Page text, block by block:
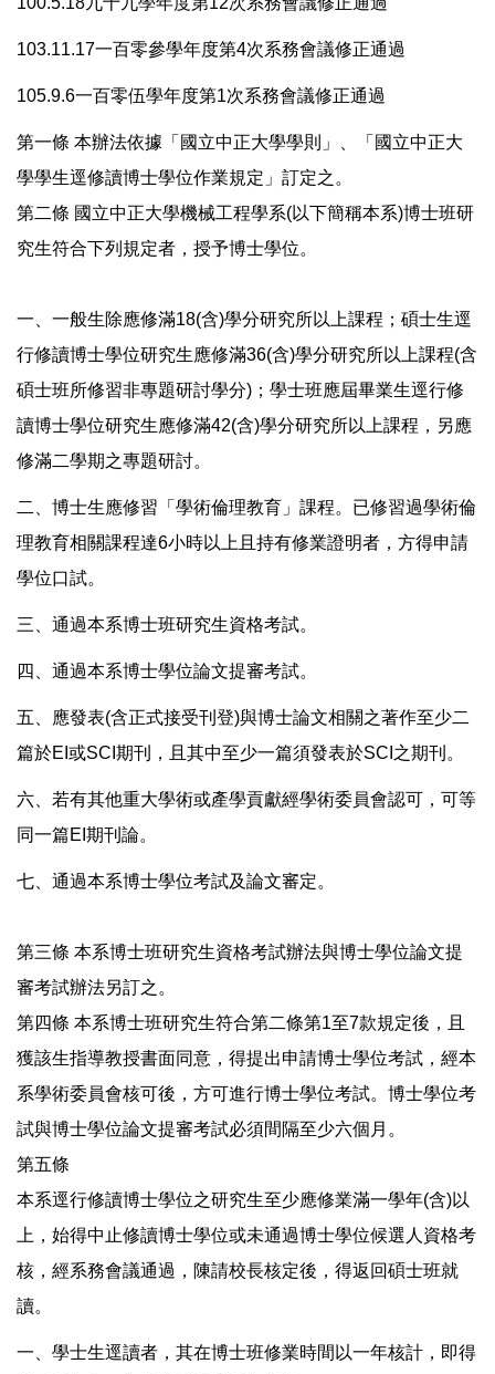
103.11.17一百零參學年度第4次系務會議修正通過
105.9.6一百零伍學年度第1次系務會議修正通過
第一條 本辦法依據「國立中正大學學則」、「國立中正大
學學生逕修讀博士學位作業規定」訂定之。
第二條 國立中正大學機械工程學系(以下簡稱本系)博士班研
究生符合下列規定者，授予博士學位。
一、一般生除應修滿18(含)學分研究所以上課程；碩士生逕
行修讀博士學位研究生應修滿36(含)學分研究所以上課程(含
碩士班所修習非專題研討學分)；學士班應屆畢業生逕行修
讀博士學位研究生應修滿42(含)學分研究所以上課程，另應
修滿二學期之專題研討。
二、博士生應修習「學術倫理教育」課程。已修習過學術倫
理教育相關課程達6小時以上且持有修業證明者，方得申請
學位口試。
三、通過本系博士班研究生資格考試。
四、通過本系博士學位論文提審考試。
五、應發表(含正式接受刊登)與博士論文相關之著作至少二
篇於EI或SCI期刊，且其中至少一篇須發表於SCI之期刊。
六、若有其他重大學術或產學貢獻經學術委員會認可，可等
同一篇EI期刊論。
七、通過本系博士學位考試及論文審定。
第三條 本系博士班研究生資格考試辦法與博士學位論文提
審考試辦法另訂之。
第四條 本系博士班研究生符合第二條第1至7款規定後，且
獲該生指導教授書面同意，得提出申請博士學位考試，經本
系學術委員會核可後，方可進行博士學位考試。博士學位考
試與博士學位論文提審考試必須間隔至少六個月。
第五條
本系逕行修讀博士學位之研究生至少應修業滿一學年(含)以
上，始得中止修讀博士學位或未通過博士學位候選人資格考
核，經系務會議通過，陳請校長核定後，得返回碩士班就
讀。
一、學士生逕讀者，其在博士班修業時間以一年核計，即得